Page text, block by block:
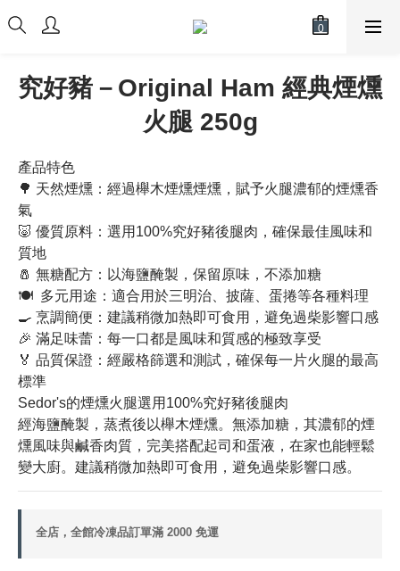
究好豬－Original Ham 經典煙燻
火腿 250g
產品特色
🌳 天然煙燻：經過櫸木煙燻煙燻，賦予火腿濃郁的煙燻香
氣
🐷 優質原料：選用100%究好豬後腿肉，確保最佳風味和
質地
🧂 無糖配方：以海鹽醃製，保留原味，不添加糖
🍽  多元用途：適合用於三明治、披薩、蛋捲等各種料理
🍳 烹調簡便：建議稍微加熱即可食用，避免過柴影響口感
🎉 滿足味蕾：每一口都是風味和質感的極致享受
🏅 品質保證：經嚴格篩選和測試，確保每一片火腿的最高
標準
Sedor's的煙燻火腿選用100%究好豬後腿肉
經海鹽醃製，蒸煮後以櫸木煙燻。無添加糖，其濃郁的煙
燻風味與鹹香肉質，完美搭配起司和蛋液，在家也能輕鬆
變大廚。建議稍微加熱即可食用，避免過柴影響口感。
全店，全館冷凍品訂單滿 2000 免運